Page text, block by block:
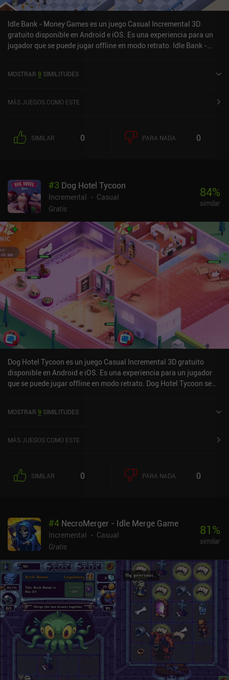
Idle Bank - Money Games es un juego Casual Incremental 3D
gratuito disponible en Android e iOS. Es una experiencia para un
jugador que se puede jugar offline en modo retrato. Idle Bank -
Store de iOS.
MOSTRAR 9 SIMILITUDES
MÁS JUEGOS COMO ESTE
SIMILAR 0 PARA NADA 0
#3 Dog Hotel Tycoon
Incremental
Casual
Gratis
84%
similar
Dog Hotel Tycoon es un juego Casual Incremental 3D gratuito
disponible en Android e iOS. Es una experiencia para un jugador
que se puede jugar offline en modo retrato. Dog Hotel Tycoon se
MOSTRAR 9 SIMILITUDES
MÁS JUEGOS COMO ESTE
SIMILAR 0 PARA NADA 0
#4 NecroMerger - Idle Merge Game
Incremental
Casual
Gratis
81%
similar